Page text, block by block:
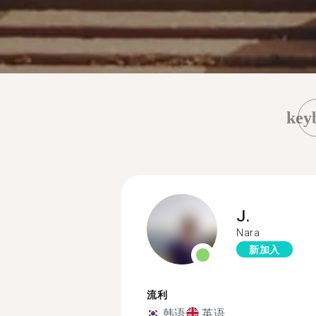
J.
Nara
新加入
流利
韩语 英语